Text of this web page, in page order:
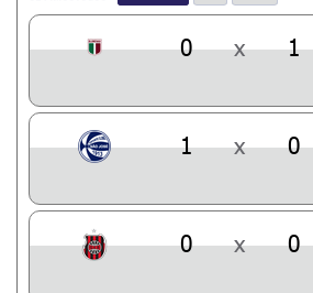
0 x 1
1 x 0
0 x 0